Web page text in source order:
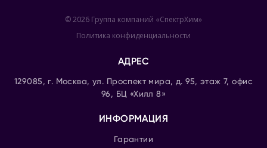
© 2026 Группа компаний «СпектрХим»
Политика конфиденциальности
АДРЕС
129085, г. Москва, ул. Проспект мира, д. 95, этаж 7, офис
96, БЦ «Хилл 8»
ИНФОРМАЦИЯ
Гарантии